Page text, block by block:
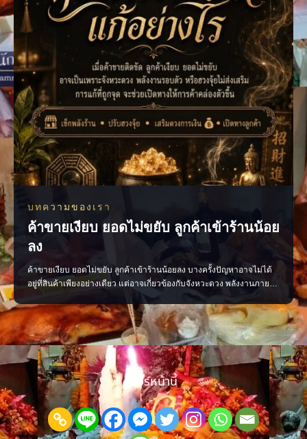
บทความของเรา
ค้าขายเงียบ ยอดไม่ขยับ ลูกค้าเข้าร้านน้อย
ลง
ค้าขายเงียบ ยอดไม่ขยับ ลูกค้าเข้าร้านน้อยลง บางครั้งปัญหาอาจไม่ได้
อยู่ที่สินค้าเพียงอย่างเดียว แต่อาจเกี่ยวข้องกับจังหวะดวง พลังงานภายใน
ร้าน หรือการจัดวางที่ยังไม่ส่งเสริมการค้า ลองเริ่มจากการตรวจพลังร้าน
ปรับฮวงจุ้ย เสริมจุดรับทรัพย์ และจัดพื้นที่ให้เปิดรับลูกค้ามากขึ้น เมื่อแก้
ได้ตรงจุด การค้าขายก
แชร์หน้านี้